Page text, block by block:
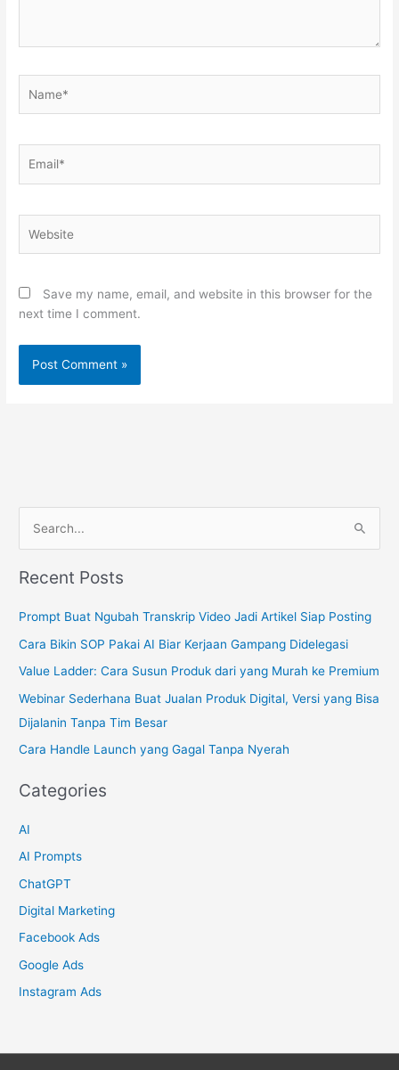
Save my name, email, and website in this browser for the
next time I comment.
c
h
Recent Posts
Prompt Buat Ngubah Transkrip Video Jadi Artikel Siap Posting
Cara Bikin SOP Pakai AI Biar Kerjaan Gampang Didelegasi
Value Ladder: Cara Susun Produk dari yang Murah ke Premium
Webinar Sederhana Buat Jualan Produk Digital, Versi yang Bisa
Dijalanin Tanpa Tim Besar
Cara Handle Launch yang Gagal Tanpa Nyerah
Categories
AI
AI Prompts
ChatGPT
Digital Marketing
Facebook Ads
Google Ads
Instagram Ads